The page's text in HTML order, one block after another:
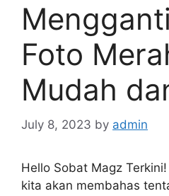
Foto
Mudah
July 8, 2023 by admin
Hello Sobat Magz
kita akan membahas